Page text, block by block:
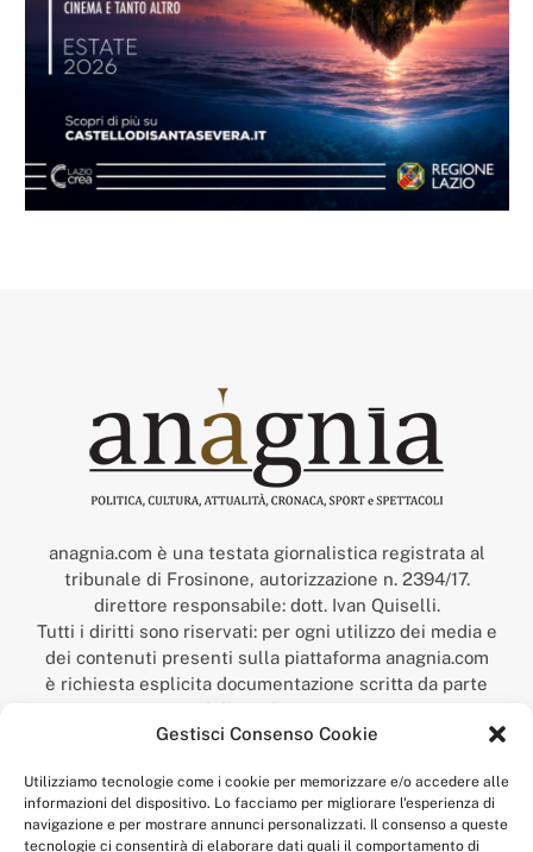
Gestisci Consenso Cookie
Utilizziamo tecnologie come i cookie per memorizzare e/o accedere alle
informazioni del dispositivo. Lo facciamo per migliorare l'esperienza di
navigazione e per mostrare annunci personalizzati. Il consenso a queste
tecnologie ci consentirà di elaborare dati quali il comportamento di
anagnia.com è una testata giornalistica registrata al
tribunale di Frosinone, autorizzazione n. 2394/17.
direttore responsabile: dott. Ivan Quiselli.
Tutti i diritti sono riservati: per ogni utilizzo dei media e
dei contenuti presenti sulla piattaforma anagnia.com
è richiesta esplicita documentazione scritta da parte
della redazione.
“Anagnia” è un marchio registrato presso l’Ufficio Italiano
Economico,
num. registrazione: 302017000014044 del 9 febbraio 2017.
Per contatti:redazione@anagnia.com